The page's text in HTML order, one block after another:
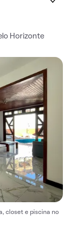
Horizonte
closet e piscina no